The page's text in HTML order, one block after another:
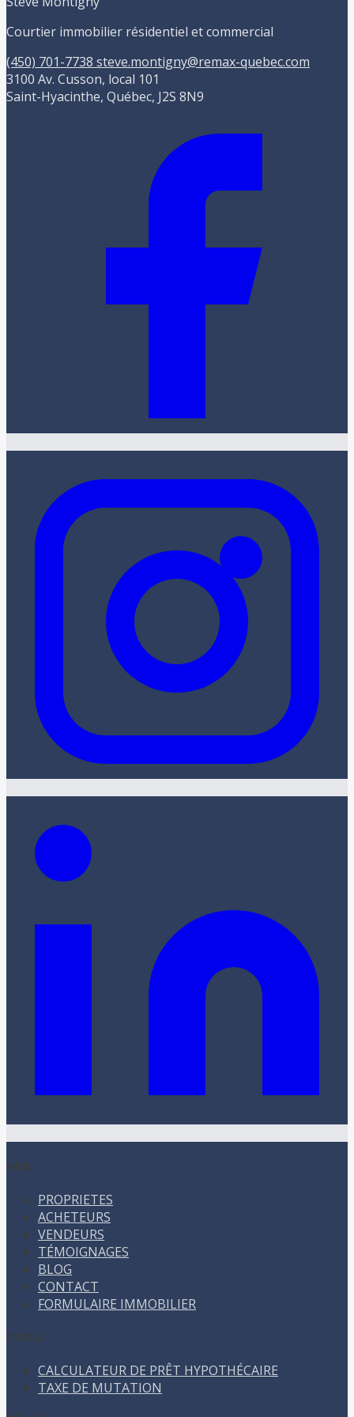
Courtier immobilier résidentiel et commercial
(450) 701-7738 steve.montigny@remax-quebec.com
3100 Av. Cusson, local 101
Saint-Hyacinthe, Québec, J2S 8N9
MENU
PROPRIETES
ACHETEURS
VENDEURS
TÉMOIGNAGES
BLOG
CONTACT
FORMULAIRE IMMOBILIER
OUTILS
CALCULATEUR DE PRÊT HYPOTHÉCAIRE
TAXE DE MUTATION